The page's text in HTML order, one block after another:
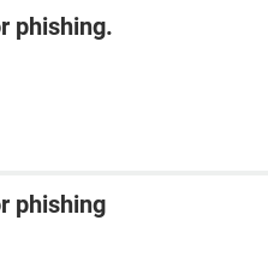
phishing.
phishing